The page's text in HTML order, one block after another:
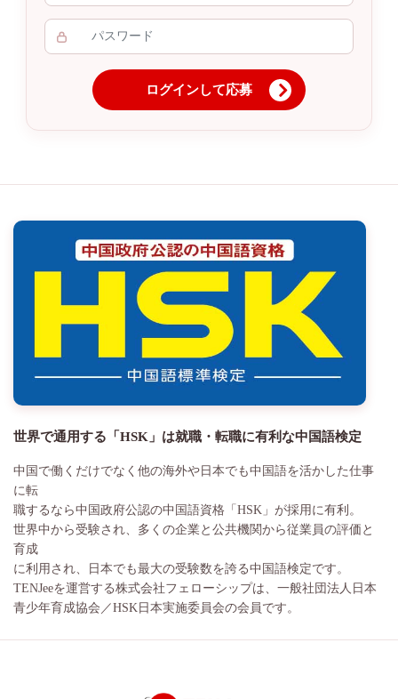
ログインして応募
世界で通用する「HSK」は就職・転職に有利な中国語検定
中国で働くだけでなく他の海外や日本でも中国語を活かした仕事
に転
職するなら中国政府公認の中国語資格「HSK」が採用に有利。
世界中から受験され、多くの企業と公共機関から従業員の評価と
育成
に利用され、日本でも最大の受験数を誇る中国語検定です。
TENJeeを運営する株式会社フェローシップは、一般社団法人日本
青少年育成協会／HSK日本実施委員会の会員です。